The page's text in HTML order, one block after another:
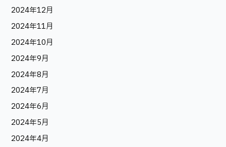
2024年12月
2024年11月
2024年10月
2024年9月
2024年8月
2024年7月
2024年6月
2024年5月
2024年4月